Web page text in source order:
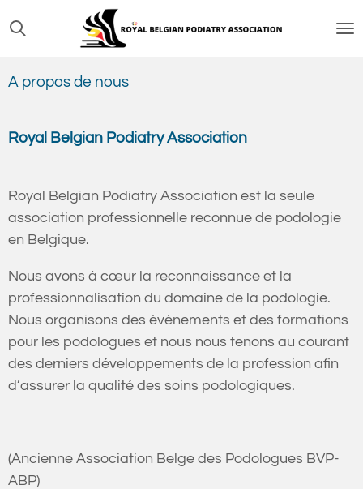
Passer
au
principal
A propos de nous
Royal Belgian Podiatry Association
Royal Belgian Podiatry Association est la seule
association professionnelle reconnue de podologie
en Belgique.
Nous avons à cœur la reconnaissance et la
professionnalisation du domaine de la podologie.
Nous organisons des événements et des formations
pour les podologues et nous nous tenons au courant
des derniers développements de la profession afin
d’assurer la qualité des soins podologiques.
​​​​‌‍​‍​‍‌‍‌​‍‌‍‍‌‌‍‌‌‍‍‌‌‍‍​‍​‍​‍‍​‍​‍‌​‌‍​‌‌‍‍‌‍‍‌‌‌​‌‍‌​‍‍‌‍‍‌‌‍​‍​‍​‍​​‍​‍‌‍‍​‌​‍‌‍‌‌‌‍‌‍​‍​‍​‍‍​‍​‍​‍‌​‌‌​‌‌‌‌‍‌​‌‍‍‌‌‍​‍‌‍‍‌‌‍‍‌‌​‌‍‌‌‌‍‍‌‌​​‍‌‍‌‌‌‍‌​‌‍‍‌‌‌​​‍‌‍‌‌‍‌‍‌​‌‍‌‌​‌‌​​‌​‍‌‍‌‌‌​‌‍‌‌‌‍‍‌‌​‌‍​‌‌‌​‌‍‍‌‌‍‌‍‍​‍‌‍‍‌‌‍‌​​‌​​​​​​​‌​​‌‌‍​‌‌‍‌‍‌‍‌​​‍​​‍‌​‌‌​​‌​‌​​‍​​‍‌​‌​​‌‌‍​‌‍​‌​‍‌​‍‌​‌​​‌‌​​‌​‍‌‌‍‌​​​‌​​‍​‌​‌‍‌​​​‍​‍​​​‌​‌‍‌‍​‍​​​‌‍‌‍​‍‌‌​‌‍‌‌​​‌‍‌‌​‌‌‍​‌‌‍​‍‌‍‌‌‌‌‌​‌​​‌‍​‌‌‍‌‌‍‌‌​‍‌​​‌‍​‌‌‌​‌‍‍​​‌‌‍​‌‌‍​‍‌‍‌‌‌‌‌​‌​​‌‍​‌‌‍‌‌‍‌‌‌​‍​‌‍‌‌‌​‍‌‍‌​‌‍‌‌‌‍​‌‌​‌‍‍‌‌‍‌‍‍​‍‍‌​‌‌‌‌‍​‍‌‌‌​‌‍‌‌‌‍​‌‌​​‍‌‌​‌‌‌​​‍‌‌‌‍‍‌‍‌‌‌‍‌​‍‌‌​​‌​‌​​‍‌‌​​‌​‌​​‍‌‌​​‍​​‍‌‍‍‌‍​​‍‌‌​​‍​​‍​‍‌‌​‌‌‌​‌​​‍‍‌‌‍‌‍​‌‌‍​‌‌‌‌‍‌‌​‍‌‌​‌‌‌​​‍‌‌‌‍‍‌‍‌‌‌‍‌​‍‌‌​​‌​‌​​‍‌‌​​‌​‌​​‍‌‌​​‍​​‍​​​‌‌​‍​‌‍‌​‌‍​‍​‌‍‌‍​‌​‍​‌‍‌‌‌‍‌​‌‍​​‌‌​‍‌‌​​‍​​‍​‍‌‌​‌‌‌​‌​​‍‍‌‍​‌‍‍​‌‍‍‌‌‍​‌‍‌​‌​‍‌‍‌‌‌‍‍​‍‌‌​‌‌‌​​‍‌‌‌‍‍‌‍‌‌‌‍‌​‍‌‌​​‌​‌​​‍‌‌​​‌​‌​​‍‌‌​​‍​​‍‌‍‌‌‌‍‌​​‌‌​‌‍‌‍‌‌​‌‌‍‌‌‌‍‌‌‌‍​‌‌‍​​‍‌‌‍‌‌​‍‌‌​​‍​​‍​‍‌‌​‌‌‌​‌​​‍‍‌‌​‌‍‌‌‌‍​‌‌​​‌‍​‍‌‍​‌‌​‌‍‌‌‌‌‌‌‌​‍‌‍​​‌​‍‌‌​​‍‌​‌‍‌​‌‌​‌‌‌‌‍‌​‌‍‍‌‌‍​‍‌‍‌‍‍‌‌‍‌​​‌​​​​​​​‌​​‌‌‍​‌‌‍‌‍‌‍‌​​‍​​‍‌​‌‌​​‌​‌​​‍​​‍‌​‌​​‌‌‍​‌‍​‌​‍‌​‍‌​‌​​‌‌​​‌​‍‌‌‍‌​​​‌​​‍​‌​‌‍‌​​​‍​‍​​​‌​‌‍‌‍​‍​​​‌‍‌‍​‍‌‍‌‌​‌‍‌‌​​‌‍‌‌​‌‌‍​‌‌‍​‍‌‍‌‌‌‌‌​‌​​‌‍​‌‌‍‌‌‍‌‌​‍‌‍‌​​‌‍​‌‌‌​‌‍‍​​‌‌‍​‌‌‍​‍‌‍‌‌‌‌‌​‌​​‌‍​‌‌‍‌‌‍‌‌‌​‍​‌‍‌‌‌​‍‌‍‌​‌‍‌‌‌‍​‌‌​‌‍‍‌‌‍‌‍‍​‍‍‌​‌‌‌‌‍​‍‌‌‌​‌‍‌‌‌‍​‌‌​​‍‌‌​‌‌‌​​‍‌‌‌‍‍‌‍‌‌‌‍‌​‍‌‌​​‌​‌​​‍‌‌​​‌​‌​​‍‌‌​​‍​​‍‌‍‍‌‍​​‍‌‌​​‍​​‍​‍‌‌​‌‌‌​‌​​‍‍‌‌‍‌‍​‌‌‍​‌‌‌‌‍‌‌​‍‌‌​‌‌‌​​‍‌‌‌‍‍‌‍‌‌‌‍‌​‍‌‌​​‌​‌​​‍‌‌​​‌​‌​​‍‌‌​​‍​​‍​​​‌‌​‍​‌‍‌​‌‍​‍​‌‍‌‍​‌​‍​‌‍‌‌‌‍‌​‌‍​​‌‌​‍‌‌​​‍​​‍​‍‌‌​‌‌‌​‌​​‍‍‌‍​‌‍‍​‌‍‍‌‌‍​‌‍‌​‌​‍‌‍‌‌‌‍‍​‍‌‌​‌‌‌​​‍‌‌‌‍‍‌‍‌‌‌‍‌​‍‌‌​​‌​‌​​‍‌‌​​‌​‌​​‍‌‌​​‍​​‍‌‍‌‌‌‍‌​​‌‌​‌‍‌‍‌‌​‌‌‍‌‌‌‍‌‌‌‍​‌‌‍​​‍‌‌‍‌‌​‍‌‌​​‍​​‍​‍‌‌​‌‌‌​‌​​‍‍‌‌​‌‍‌‌‌‍​‌‌​​‍​‍‌‌(Ancienne Association Belge des Podologues BVP-
ABP)‍‌‌‌